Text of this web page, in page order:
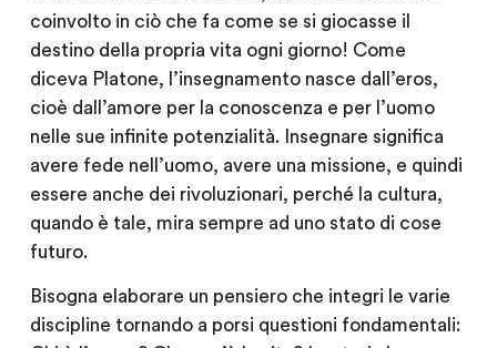
coinvolto in ciò che fa come se si giocasse il
destino della propria vita ogni giorno! Come
diceva Platone, l’insegnamento nasce dall’eros,
cioè dall’amore per la conoscenza e per l’uomo
nelle sue infinite potenzialità. Insegnare significa
avere fede nell’uomo, avere una missione, e quindi
essere anche dei rivoluzionari, perché la cultura,
quando è tale, mira sempre ad uno stato di cose
futuro.
Bisogna elaborare un pensiero che integri le varie
discipline tornando a porsi questioni fondamentali: